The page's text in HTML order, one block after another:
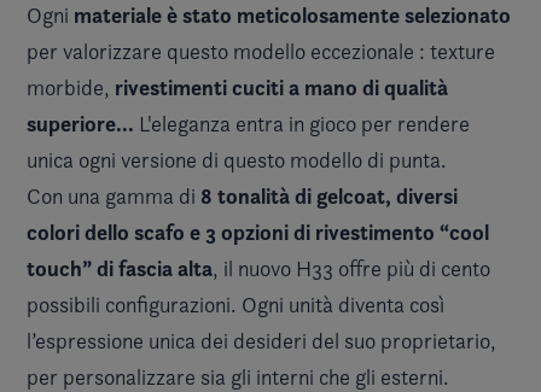
Ogni materiale è stato meticolosamente selezionato
per valorizzare questo modello eccezionale : texture
morbide, rivestimenti cuciti a mano di qualità
superiore... L'eleganza entra in gioco per rendere
unica ogni versione di questo modello di punta.
Con una gamma di 8 tonalità di gelcoat, diversi
colori dello scafo e 3 opzioni di rivestimento “cool
touch” di fascia alta, il nuovo H33 offre più di cento
possibili configurazioni. Ogni unità diventa così
l’espressione unica dei desideri del suo proprietario,
per personalizzare sia gli interni che gli esterni.